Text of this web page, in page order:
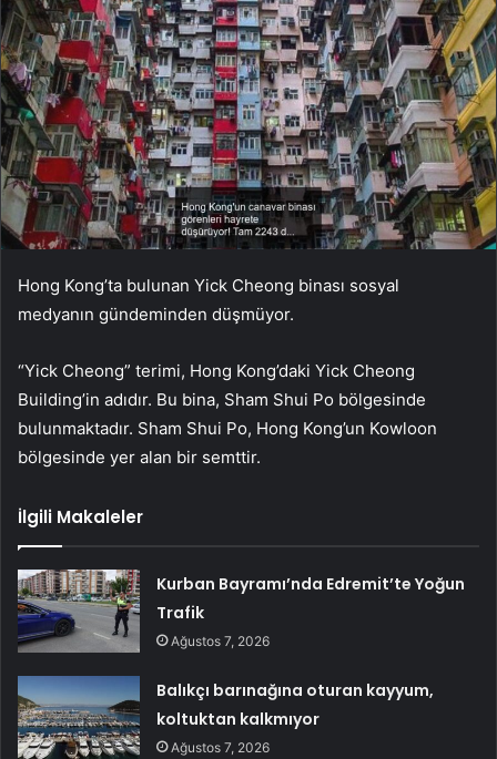
Hong Kong’ta bulunan Yick Cheong binası sosyal
medyanın gündeminden düşmüyor.
“Yick Cheong” terimi, Hong Kong’daki Yick Cheong
Building’in adıdır. Bu bina, Sham Shui Po bölgesinde
bulunmaktadır. Sham Shui Po, Hong Kong’un Kowloon
bölgesinde yer alan bir semttir.
İlgili Makaleler
Kurban Bayramı’nda Edremit’te Yoğun
Trafik
Ağustos 7, 2026
Balıkçı barınağına oturan kayyum,
koltuktan kalkmıyor
Ağustos 7, 2026